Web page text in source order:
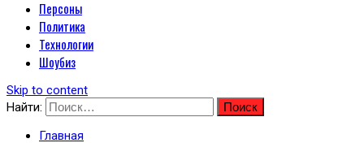
Персоны
Политика
Технологии
Шоубиз
Skip to content
Найти:
Главная